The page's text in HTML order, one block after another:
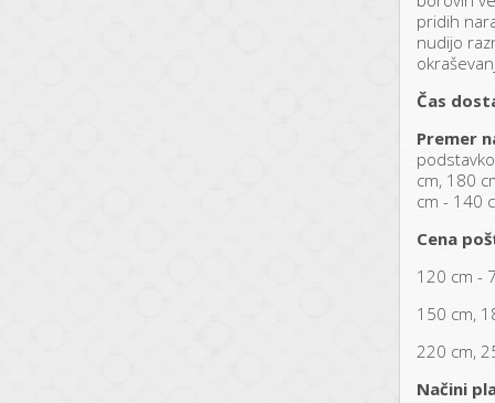
pridih
nudijo
Čas
Premer
cm, 180
cm - 140
Cena
120 cm -
150 cm,
220 cm,
Načini